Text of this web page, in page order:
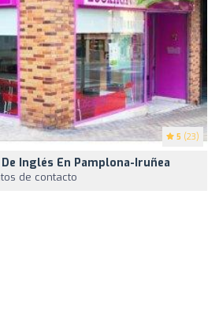
5 (23)
Inglés En Pamplona-Iruñea
de contacto